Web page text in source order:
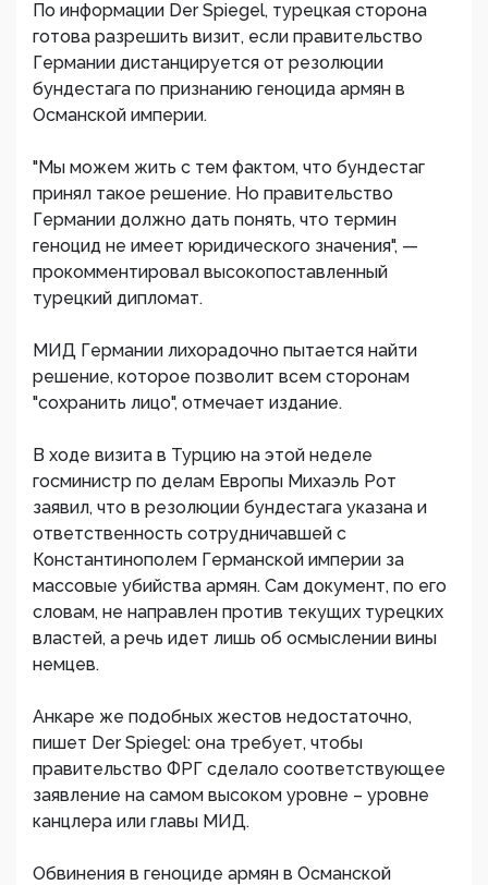
По информации Der Spiegel, турецкая сторона
готова разрешить визит, если правительство
Германии дистанцируется от резолюции
бундестага по признанию геноцида армян в
Османской империи.
"Мы можем жить с тем фактом, что бундестаг
принял такое решение. Но правительство
Германии должно дать понять, что термин
геноцид не имеет юридического значения", —
прокомментировал высокопоставленный
турецкий дипломат.
МИД Германии лихорадочно пытается найти
решение, которое позволит всем сторонам
"сохранить лицо", отмечает издание.
В ходе визита в Турцию на этой неделе
госминистр по делам Европы Михаэль Рот
заявил, что в резолюции бундестага указана и
ответственность сотрудничавшей с
Константинополем Германской империи за
массовые убийства армян. Сам документ, по его
словам, не направлен против текущих турецких
властей, а речь идет лишь об осмыслении вины
немцев.
Анкаре же подобных жестов недостаточно,
пишет Der Spiegel: она требует, чтобы
правительство ФРГ сделало соответствующее
заявление на самом высоком уровне – уровне
канцлера или главы МИД.
Обвинения в геноциде армян в Османской